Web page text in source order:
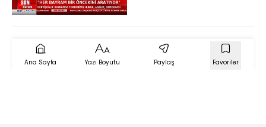
Ana Sayfa Yazı Boyutu Paylaş Favoriler